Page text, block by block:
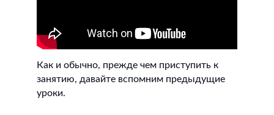
Как и обычно, прежде чем приступить к
занятию, давайте вспомним предыдущие
уроки.